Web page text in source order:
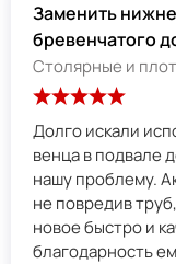
Заменить
бревенчатого
Столярные и
Долго искали
венца в подвале дома. Николай
нашу проблему.
не повредив
новое быстро и
благодарность